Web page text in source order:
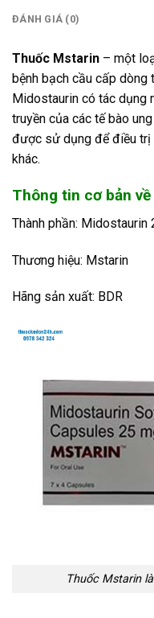
ĐÁNH GIÁ (0)
Thuốc Mstarin – một
bệnh bạch cầu cấp dòng
Midostaurin có tác dụng
truyền của các tế bào
được sử dụng để điều trị
khác.
Thông tin cơ bản
Thành phần: Midostaurin
Thương hiệu: Mstarin
Hãng sản xuất: BDR
Thuốc Mstarin